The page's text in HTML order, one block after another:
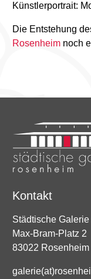
Künstlerportrait:
Die Entstehung
Rosenheimnoch
Kontakt
Städtische
Max-Bram-Platz 2
83022 Rosenheim